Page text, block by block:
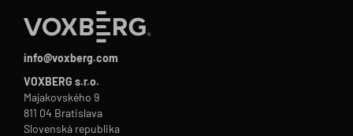
info@voxberg.com
VOXBERG s.r.o.
Majakovského 9
811 04 Bratislava
Slovenská republika